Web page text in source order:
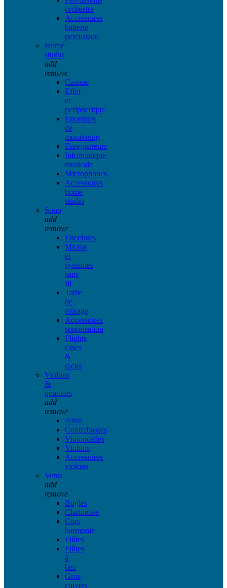
orchestre
Accessoires
batterie
percussion
Home
studio
add
remove
Casque
Effet
et
peripherique
Enceintes
de
monitoring
Enregistreurs
Informatique
musicale
Microphones
Accessoires
home
studio
Sono
add
remove
Enceintes
Micros
et
systemes
sans
fil
Table
de
mixage
Accessoires
sonorisation
Flights
cases
&
racks
Violons
&
quatuors
add
remove
Altos
Contrebasses
Violoncelles
Violons
Accessoires
violons
Vents
add
remove
Bugles
Clarinettes
Cors
harmonie
Flûtes
Flûtes
à
bec
Gros
cuivres